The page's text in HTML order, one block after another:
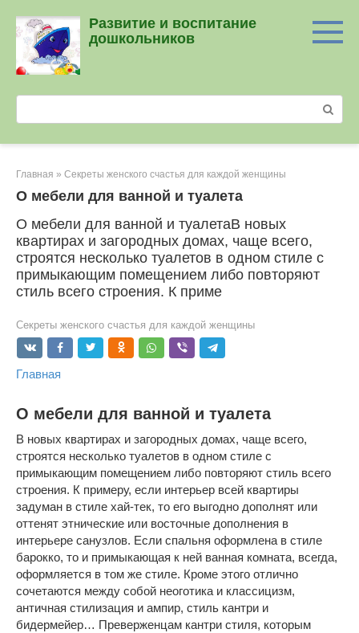
контенту
Развитие и воспитание
дошкольников
Главная » Секреты женского счастья для каждой женщины
О мебели для ванной и туалета
О мебели для ванной и туалетаВ новых
квартирах и загородных домах, чаще всего,
строятся несколько туалетов в одном стиле с
примыкающим помещением либо повторяют
стиль всего строения. К приме
Секреты женского счастья для каждой женщины
Главная
О мебели для ванной и туалета
В новых квартирах и загородных домах, чаще всего,
строятся несколько туалетов в одном стиле с
примыкающим помещением либо повторяют стиль всего
строения. К примеру, если интерьер всей квартиры
задуман в стиле хай-тек, то его выгодно дополнят или
оттенят этнические или восточные дополнения в
интерьере санузлов. Если спальня оформлена в стиле
барокко, то и примыкающая к ней ванная комната, всегда,
оформляется в том же стиле. Кроме этого отлично
сочетаются между собой неоготика и классицизм,
античная стилизация и ампир, стиль кантри и
бидермейер… Преверженцам кантри стиля, которым